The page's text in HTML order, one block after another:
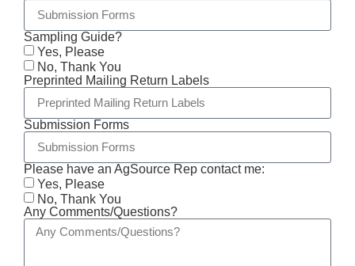
Sampling Guide?
Yes, Please
No, Thank You
Preprinted Mailing Return Labels
Submission Forms
Please have an AgSource Rep contact me:
Yes, Please
No, Thank You
Any Comments/Questions?